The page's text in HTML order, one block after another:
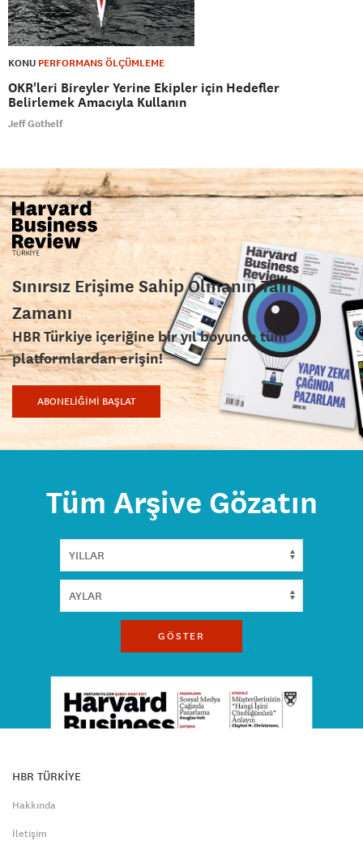
KONU PERFORMANS ÖLÇÜMLEME
OKR'leri Bireyler Yerine Ekipler için Hedefler
Belirlemek Amacıyla Kullanın
Jeff Gothelf
Sınırsız Erişime Sahip Olmanın Tam
Zamanı
HBR Türkiye içeriğine bir yıl boyunca tüm
platformlardan erişin!
ABONELİĞİMİ BAŞLAT
Tüm Arşive Gözatın
GÖSTER
HBR TÜRKİYE
Hakkında
İletişim